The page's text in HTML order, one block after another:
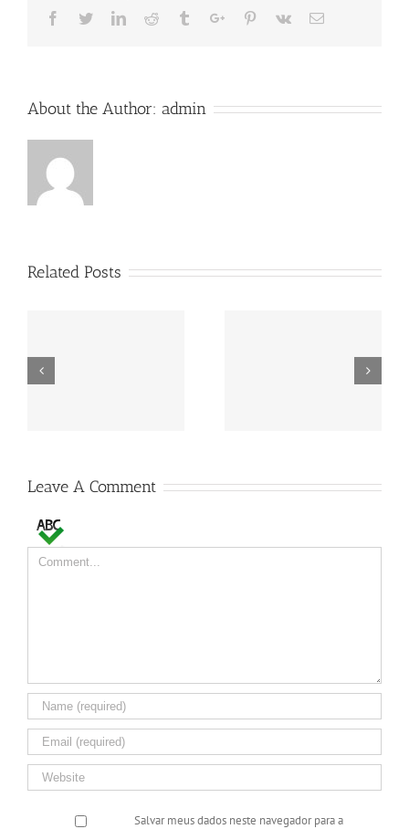
Facebook
TwitterLinkedinReddit TumblrGoogle+Pinterest
Vk Email
About the Author: admin
Related Posts
FAO: produção mundial
Leave A Comment
Comment
Salvar meus dados neste navegador para a